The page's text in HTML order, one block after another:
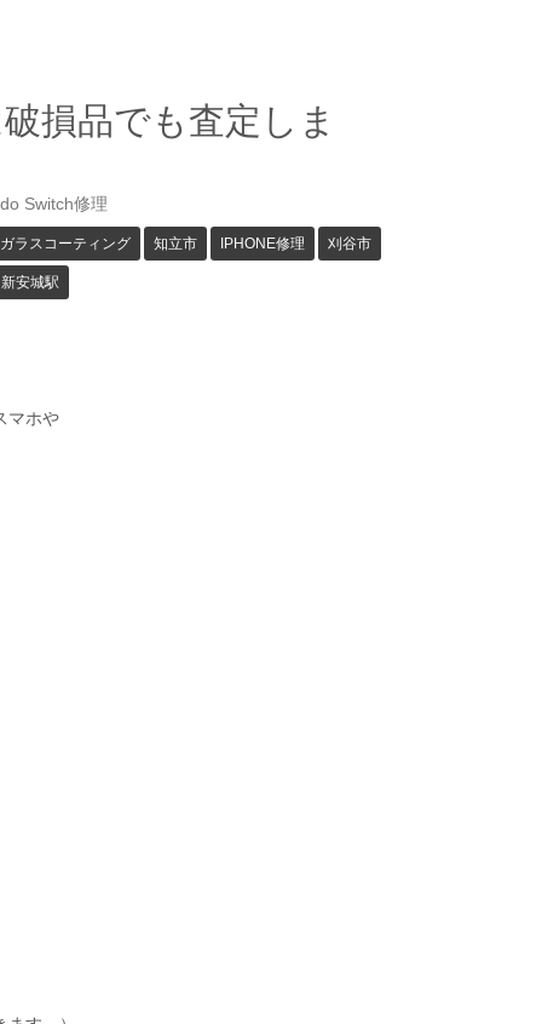
損品でも査定しま
Switch修理
ガラスコーティング 知立市 IPHONE修理 刈谷市
新安城駅
マホや